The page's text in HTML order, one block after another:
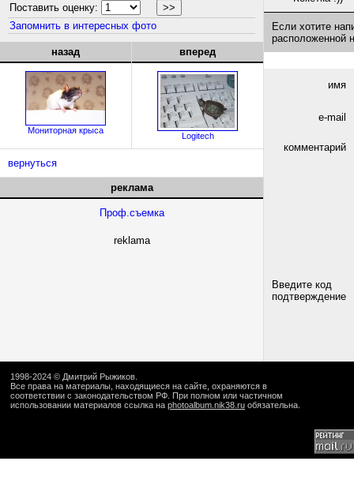
Поставить оценку:
Запомнить в интересных фото
назад
Мониторная крыса
вперед
Logitech
вернуться
реклама
Проф.съемка
reklama
Если хотите
расположенной
имя
e-mail
комментарий
Введите код
подтверждение
1998-2024 © Дмитрий Рыжиков
Все права на материалы, находящиеся на сайте, охраняются в
соответствии с законодательством РФ. При полном или частичном
использовании материалов ссылка на photoalbum.nik38.ru обязательна.